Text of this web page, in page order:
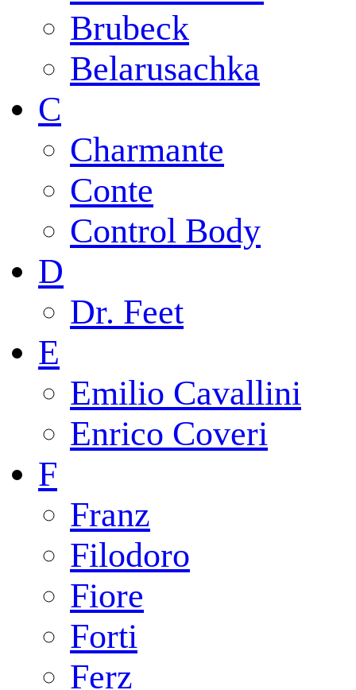
Brubeck
Belarusachka
C
Charmante
Conte
Control Body
D
Dr. Feet
E
Emilio Cavallini
Enrico Coveri
F
Franz
Filodoro
Fiore
Forti
Ferz